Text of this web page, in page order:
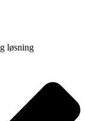
løsning